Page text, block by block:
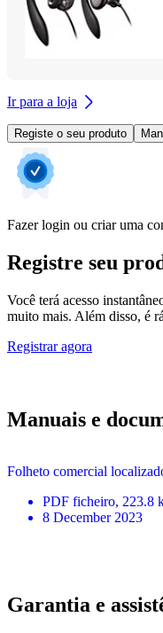
Ir para a loja
Registe o seu produto
Fazer login ou criar uma
Registre seu
Você terá acesso
muito mais. Além disso, é
Registrar agora
Manuais e
Folheto comercial
PDF ficheiro, 223.8
8 December 2023
Garantia e